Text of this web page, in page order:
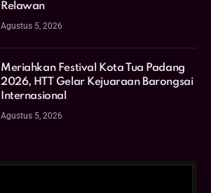
Relawan
Agustus 5, 2026
Meriahkan Festival Kota Tua Padang
2026, HTT Gelar Kejuaraan Barongsai
Internasional
Agustus 5, 2026